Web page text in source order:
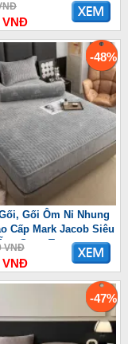
VNĐ
-48%
Gối Ôm Nỉ Nhung
Cấp Mark Jacob Siêu
Sang Trọng
VNĐ
VNĐ
-47%